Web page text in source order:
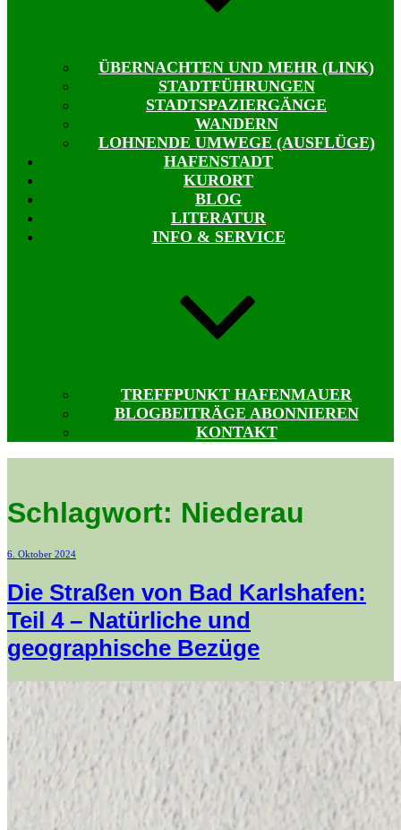
ÜBERNACHTEN UND MEHR (LINK)
STADTFÜHRUNGEN
STADTSPAZIERGÄNGE
WANDERN
LOHNENDE UMWEGE (AUSFLÜGE)
HAFENSTADT
KURORT
BLOG
LITERATUR
INFO & SERVICE
TREFFPUNKT HAFENMAUER
BLOGBEITRÄGE ABONNIEREN
KONTAKT
Schlagwort: Niederau
Veröffentlicht
6. Oktober 2024
Die Straßen von Bad Karlshafen:
Teil 4 – Natürliche und
geographische Bezüge